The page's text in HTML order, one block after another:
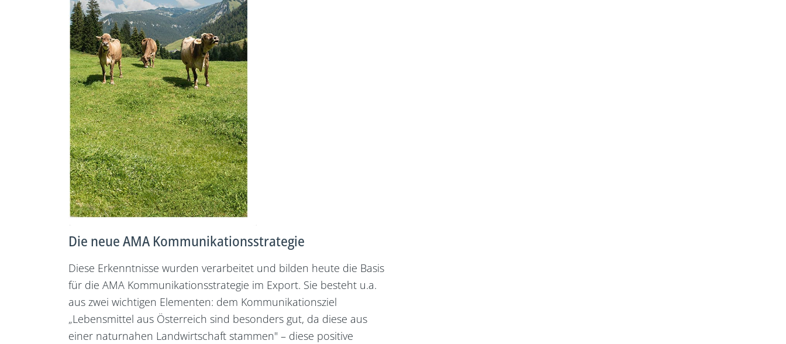
Die neue AMA Kommunikationsstrategie
Diese Erkenntnisse wurden verarbeitet und bilden heute die Basis
für die AMA Kommunikationsstrategie im Export. Sie besteht u.a.
aus zwei wichtigen Elementen: dem Kommunikationsziel
„Lebensmittel aus Österreich sind besonders gut, da diese aus
einer naturnahen Landwirtschaft stammen" – diese positive